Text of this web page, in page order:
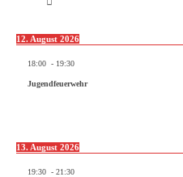
12. August 2026
18:00 - 19:30
Jugendfeuerwehr
13. August 2026
19:30 - 21:30